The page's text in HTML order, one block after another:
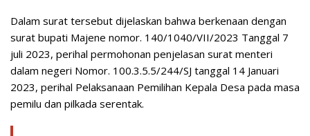
Dalam surat tersebut dijelaskan bahwa berkenaan dengan
surat bupati Majene nomor. 140/1040/VII/2023 Tanggal 7
juli 2023, perihal permohonan penjelasan surat menteri
dalam negeri Nomor. 100.3.5.5/244/SJ tanggal 14 Januari
2023, perihal Pelaksanaan Pemilihan Kepala Desa pada masa
pemilu dan pilkada serentak.